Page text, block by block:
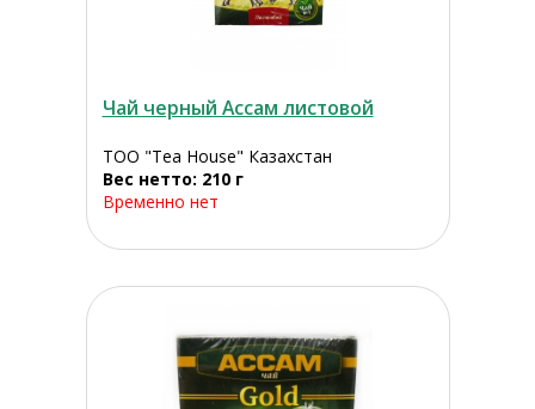
Чай черный Ассам листовой
ТОО "Tea House" Казахстан
Вес нетто: 210 г
Временно нет